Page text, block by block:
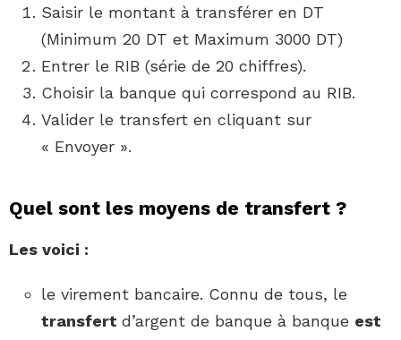
Saisir le montant à transférer en DT
(Minimum 20 DT et Maximum 3000 DT)
Entrer le RIB (série de 20 chiffres).
Choisir la banque qui correspond au RIB.
Valider le transfert en cliquant sur
« Envoyer ».
Quel sont les moyens de transfert ?
Les voici :
le virement bancaire. Connu de tous, le
transfert d’argent de banque à banque est